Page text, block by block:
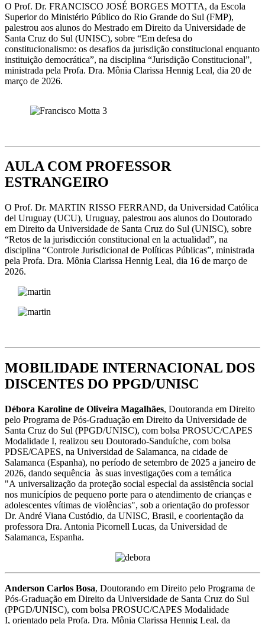
O Prof. Dr. FRANCISCO JOSÉ BORGES MOTTA, da Escola
Superior do Ministério Público do Rio Grande do Sul (FMP),
palestrou aos alunos do Mestrado em Direito da Universidade de
Santa Cruz do Sul (UNISC), sobre “Em defesa do
constitucionalismo: os desafios da jurisdição constitucional enquanto
instituição democrática”, na disciplina “Jurisdição Constitucional”,
ministrada pela Profa. Dra. Mônia Clarissa Hennig Leal, dia 20 de
março de 2026.
AULA COM PROFESSOR
ESTRANGEIRO
O Prof. Dr. MARTIN RISSO FERRAND, da Universidad Católica
del Uruguay (UCU), Uruguay, palestrou aos alunos do Doutorado
em Direito da Universidade de Santa Cruz do Sul (UNISC), sobre
“Retos de la jurisdicción constitucional en la actualidad”, na
disciplina “Controle Jurisdicional de Políticas Públicas”, ministrada
pela Profa. Dra. Mônia Clarissa Hennig Leal, dia 16 de março de
2026.
MOBILIDADE INTERNACIONAL DOS
DISCENTES DO PPGD/UNISC
Débora Karoline de Oliveira Magalhães, Doutoranda em Direito
pelo Programa de Pós-Graduação em Direito da Universidade de
Santa Cruz do Sul (PPGD/UNISC), com bolsa PROSUC/CAPES
Modalidade I, realizou seu Doutorado-Sanduíche, com bolsa
PDSE/CAPES, na Universidad de Salamanca, na cidade de
Salamanca (Espanha), no período de setembro de 2025 a janeiro de
2026, dando sequência às suas investigações com a temática
"A universalização da proteção social especial da assistência social
nos municípios de pequeno porte para o atendimento de crianças e
adolescentes vítimas de violências", sob a orientação do professor
Dr. André Viana Custódio, da UNISC, Brasil, e coorientação da
professora Dra. Antonia Picornell Lucas, da Universidad de
Salamanca, Espanha.
Anderson Carlos Bosa, Doutorando em Direito pelo Programa de
Pós-Graduação em Direito da Universidade de Santa Cruz do Sul
(PPGD/UNISC), com bolsa PROSUC/CAPES Modalidade
I, orientado pela Profa. Dra. Mônia Clarissa Hennig Leal, da